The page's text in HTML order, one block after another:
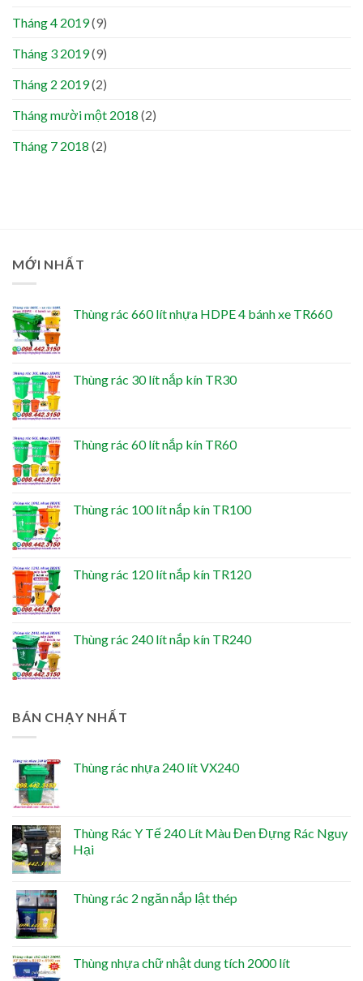
Tháng 4 2019(9)
Tháng 3 2019(9)
Tháng 2 2019(2)
Tháng mười một 2018 (2)
Tháng 7 2018 (2)
MỚI NHẤT
Thùng rác 660 lít nhựa HDPE 4 bánh xe TR660
Thùng rác 30 lít nắp kín TR30
Thùng rác 60 lít nắp kín TR60
Thùng rác 100 lít nắp kín TR100
Thùng rác 120 lít nắp kín TR120
Thùng rác 240 lít nắp kín TR240
BÁN CHẠY NHẤT
Thùng rác nhựa 240 lít VX240
Thùng Rác Y Tế 240 Lít Màu Đen Đựng Rác Nguy
Hại
Thùng rác 2 ngăn nắp lật thép
Thùng nhựa chữ nhật dung tích 2000 lít